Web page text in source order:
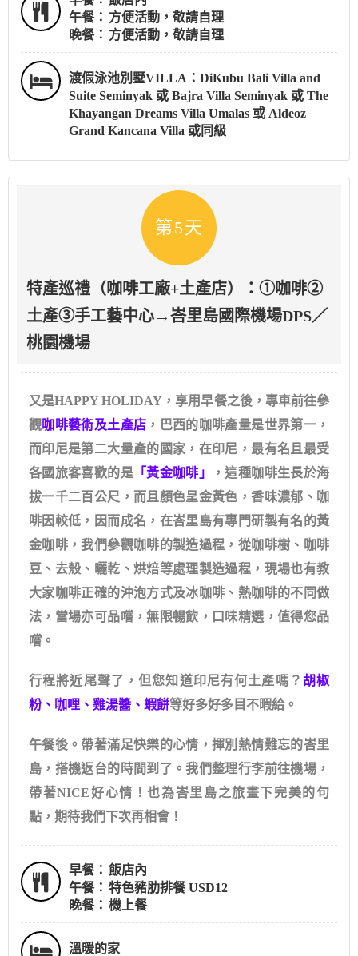
午餐： 方便活動，敬請自理
晚餐： 方便活動，敬請自理
渡假泳池別墅VILLA：DiKubu Bali Villa and
Suite Seminyak 或 Bajra Villa Seminyak 或 The
Khayangan Dreams Villa Umalas 或 Aldeoz
Grand Kancana Villa 或同級
第5天
特產巡禮（咖啡工廠+土產店）：①咖啡②
土產③手工藝中心→峇里島國際機場DPS／
桃園機場
又是HAPPY HOLIDAY，享用早餐之後，專車前往參
觀咖啡藝術及土產店 ，巴西的咖啡產量是世界第一，
而印尼是第二大量產的國家，在印尼，最有名且最受
各國旅客喜歡的是「黃金咖啡」
，這種咖啡生長於海
拔一千二百公尺，而且顏色呈金黃色，香味濃郁、咖
啡因較低，因而成名，在峇里島有專門研製有名的黃
金咖啡，我們參觀咖啡的製造過程，從咖啡樹、咖啡
豆、去殼、曬乾、烘焙等處理製造過程，現場也有教
大家咖啡正確的沖泡方式及冰咖啡、熱咖啡的不同做
法，當場亦可品嚐，無限暢飲，口味精選，值得您品
嚐。
行程將近尾聲了，但您知道印尼有何土產嗎？ 胡椒
粉、咖哩、雞湯醬、蝦餅等好多好多目不暇給。
午餐後。帶著滿足快樂的心情，揮別熱情難忘的峇里
島，搭機返台的時間到了。我們整理行李前往機場，
帶著NICE好心情！也為峇里島之旅畫下完美的句
點，期待我們下次再相會！
早餐： 飯店內
午餐： 特色豬肋排餐 USD12
晚餐： 機上餐
溫暖的家